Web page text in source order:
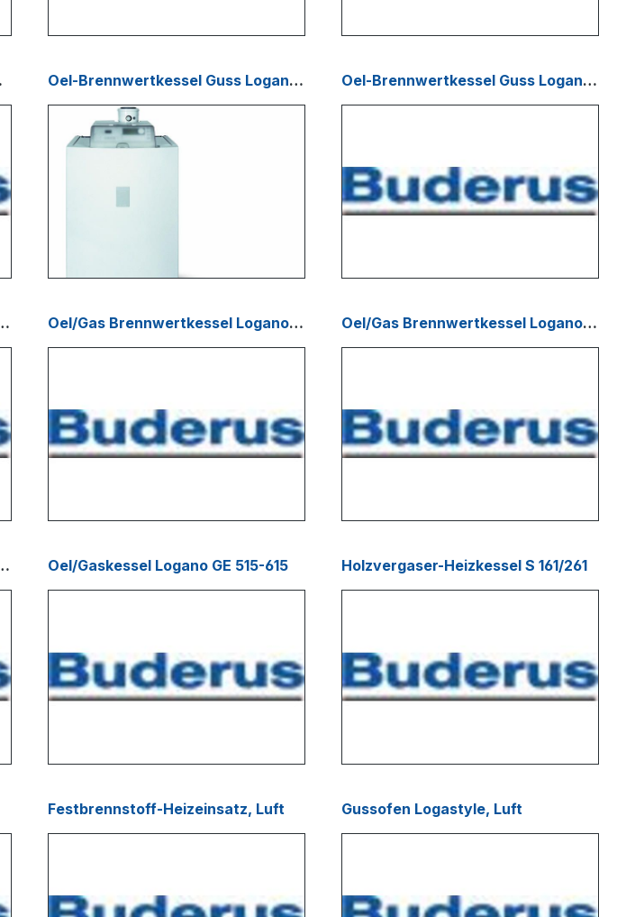
105 Oel-Brennwertkessel Guss Logano GB 125 Oel-Brennwertkessel Guss Logano GB 225
Logano plus SB 325 Oel/Gas Brennwertkessel Logano plus SB 625-745 Oel/Gas Brennwertkessel Logano plus GE 315
plus GE 515-615 Oel/Gaskessel Logano GE 515-615 Holzvergaser-Heizkessel S 161/261
Festbrennstoff-Heizeinsatz, Luft Gussofen Logastyle, Luft